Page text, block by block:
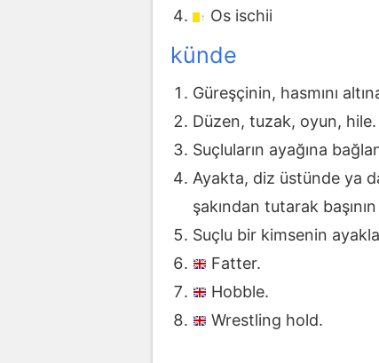
Os ischii
künde
Güreşçinin, hasmını
Düzen, tuzak, oyun, hile.
Suçluların ayağına
Ayakta, diz üstünde ya
şakından tutarak
Suçlu bir kimsenin
Fatter.
Hobble.
Wrestling hold.